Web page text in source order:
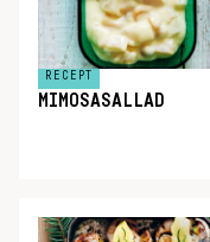
RECEPT
MIMOSASALLAD